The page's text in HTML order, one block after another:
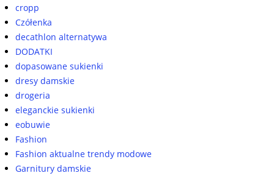
cropp
Czółenka
decathlon alternatywa
DODATKI
dopasowane sukienki
dresy damskie
drogeria
eleganckie sukienki
eobuwie
Fashion
Fashion aktualne trendy modowe
Garnitury damskie